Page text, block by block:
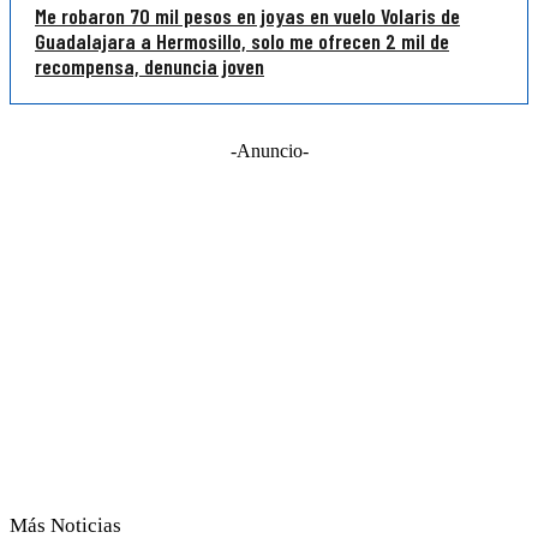
Me robaron 70 mil pesos en joyas en vuelo Volaris de
Guadalajara a Hermosillo, solo me ofrecen 2 mil de
recompensa, denuncia joven
-Anuncio-
Más Noticias